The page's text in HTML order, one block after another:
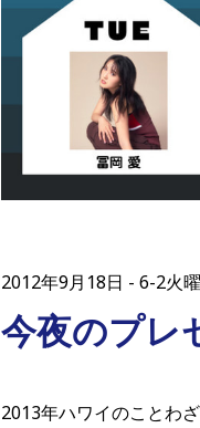
2012年9月18日 6-2火
今夜のプレ
2013年ハワイのことわ